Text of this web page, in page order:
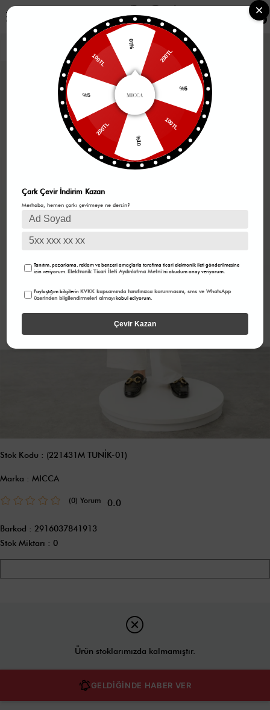
0
Stok Kodu (221431M TUNİK-01)
Marka : MICCA
(0) 0.0
Barkod : 2916037841913
Stok Miktarı : 0
Ürün stoklarımızda kalmamıştır.
GELDİĞİNDE HABER VER
%10
200TL
%5
100TL
%10
200TL
%5
100TL
Çark Çevir İndirim Kazan
Merhaba, hemen çarkı çevirmeye ne dersin?
Tanıtım, pazarlama, reklam ve benzeri amaçlarla tarafıma ticari elektronik ileti gönderilmesine
izin veriyorum.Elektronik Ticari İleti Aydınlatma Metni 'ni okudum onay veriyorum.
Paylaştığım bilgilerinKVKK kapsamında tarafınızca korunmasını, sms ve WhatsApp
üzerinden bilgilendirmeleri almayı kabul ediyorum.
Çevir Kazan